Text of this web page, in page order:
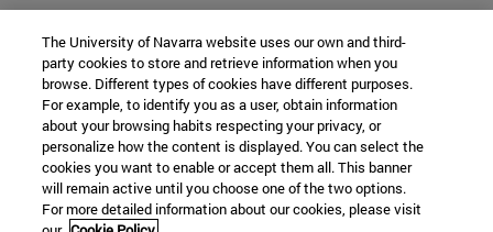
The University of Navarra website uses our own and third-
party cookies to store and retrieve information when you
browse. Different types of cookies have different purposes.
For example, to identify you as a user, obtain information
about your browsing habits respecting your privacy, or
personalize how the content is displayed. You can select the
cookies you want to enable or accept them all. This banner
will remain active until you choose one of the two options.
For more detailed information about our cookies, please visit